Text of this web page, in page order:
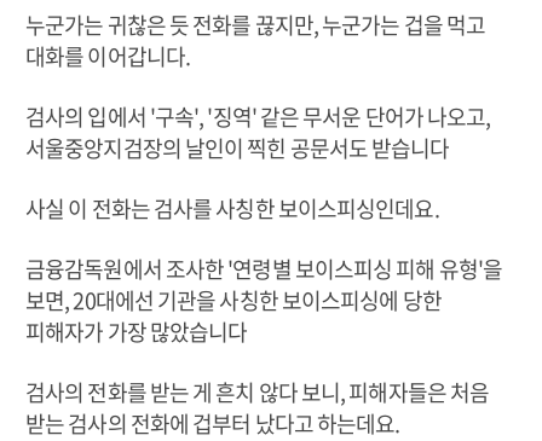
누군가는 귀찮은 듯 전화를 끊지만, 누군가는 겁을 먹고
대화를 이어갑니다.
검사의 입에서 '구속', '징역' 같은 무서운 단어가 나오고,
서울중앙지검장의 날인이 찍힌 공문서도 받습니다
사실 이 전화는 검사를 사칭한 보이스피싱인데요.
금융감독원에서 조사한 '연령별 보이스피싱 피해 유형'을
보면, 20대에선 기관을 사칭한 보이스피싱에 당한
피해자가 가장 많았습니다
검사의 전화를 받는 게 흔치 않다 보니, 피해자들은 처음
받는 검사의 전화에 겁부터 났다고 하는데요.